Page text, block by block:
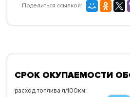
Поделиться ссылкой:
СРОК ОКУПАЕМОСТИ
расход топлива л/100км: